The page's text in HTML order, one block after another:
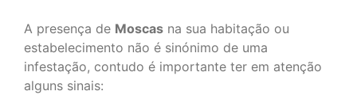
A presença de Moscas na sua habitação ou
estabelecimento não é sinónimo de uma
infestação, contudo é importante ter em atenção
alguns sinais: